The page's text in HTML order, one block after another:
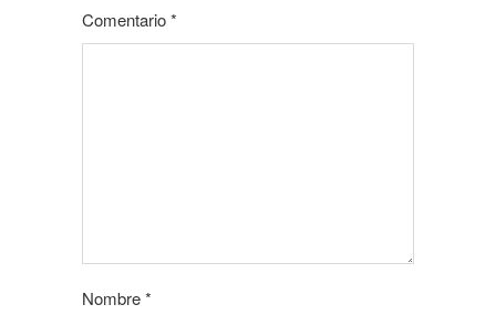
Comentario*
Nombre*